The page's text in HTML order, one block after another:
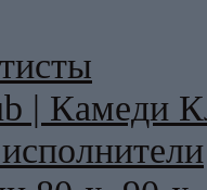
| Камеди